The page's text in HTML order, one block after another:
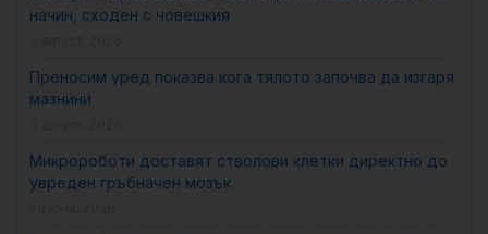
начин, сходен с човешкия
Преносим уред показва кога тялото започва да изгаря
мазнини
Микророботи доставят стволови клетки директно до
увреден гръбначен мозък